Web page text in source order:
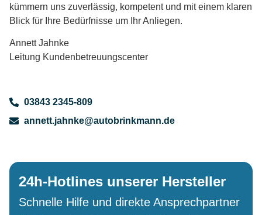
kümmern uns zuverlässig, kompetent und mit einem klaren
Blick für Ihre Bedürfnisse um Ihr Anliegen.
Annett Jahnke
Leitung Kundenbetreuungscenter
03843 2345-809
annett.jahnke@autobrinkmann.de
24h-Hotlines unserer Hersteller
Schnelle Hilfe und direkte Ansprechpartner